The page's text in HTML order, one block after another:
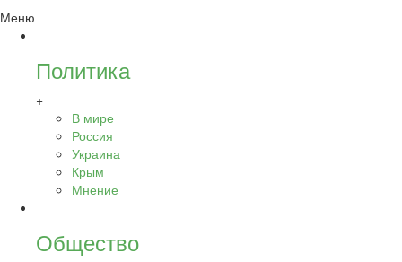
Меню
Политика
+
В мире
Россия
Украина
Крым
Мнение
Общество